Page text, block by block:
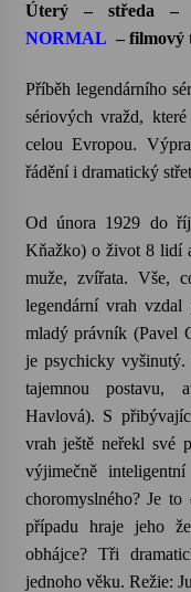
Úterý – středa –
NORMAL – filmový
Příběh legendárního
sériových vražd,
celou Evropou.
řádění i dramatický
Od února 1929 do
Kňažko) o život 8 lidí
muže, zvířata. Vše,
legendární vrah
mladý právník (Pavel
je psychicky
tajemnou postavu,
Havlová). S
vrah ještě neřekl své
výjimečně
choromyslného? Je
případu hraje jeho
obhájce? Tři
jednoho věku. Režie: